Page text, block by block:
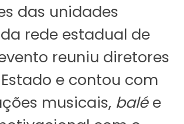
das unidades
rede estadual de
reuniu diretores
e contou com
musicais, balée